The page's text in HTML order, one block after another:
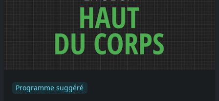
Programme suggéré